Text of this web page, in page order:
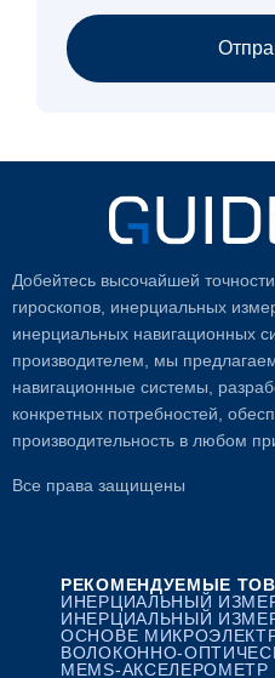
Добейтесь высочайшей
гироскопов, инерциальных
инерциальных навигационных
производителем, мы
навигационные системы,
конкретных потребностей,
производительность в любом
Все права защищены
РЕКОМЕНДУЕМЫЕ
ИНЕРЦИАЛЬНЫЙ
ИНЕРЦИАЛЬНЫЙ
ОСНОВЕ
ВОЛОКОННО-
MEMS-АКСЕЛЕРОМЕТР